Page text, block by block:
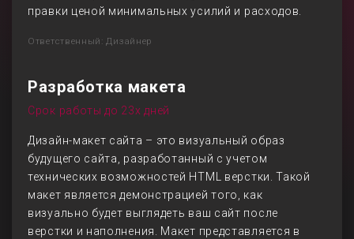
правки ценой минимальных усилий и расходов.
Ответственный: Дизайнер
Разработка макета
Срок работы до 23х дней
Дизайн-макет сайта – это визуальный образ
будущего сайта, разработанный с учетом
технических возможностей HTML верстки. Такой
макет является демонстрацией того, как
визуально будет выглядеть ваш сайт после
верстки и наполнения. Макет представляется в